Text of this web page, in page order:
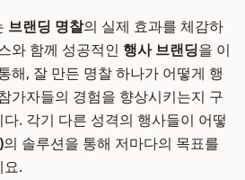
브랜딩 명찰의 실제 효과를 체감하
와 함께 성공적인 행사 브랜딩을 이
해, 잘 만든 명찰 하나가 어떻게 행
가자들의 경험을 향상시키는지 구
. 각기 다른 성격의 행사들이 어떻
의 솔루션을 통해 저마다의 목표를
.